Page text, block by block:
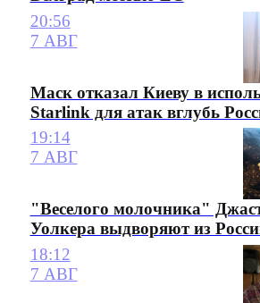
20:56
7 АВГ
Маск отказал Киеву в
Starlink для атак вглубь
19:14
7 АВГ
"Веселого молочника"
Уолкера выдворяют из
18:12
7 АВГ